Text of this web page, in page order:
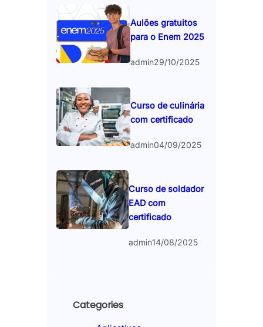
Aulões gratuitos
para o Enem 2025
admin29/10/2025
Curso de culinária
com certificado
admin04/09/2025
Curso de soldador
EAD com
certificado
admin14/08/2025
Categories